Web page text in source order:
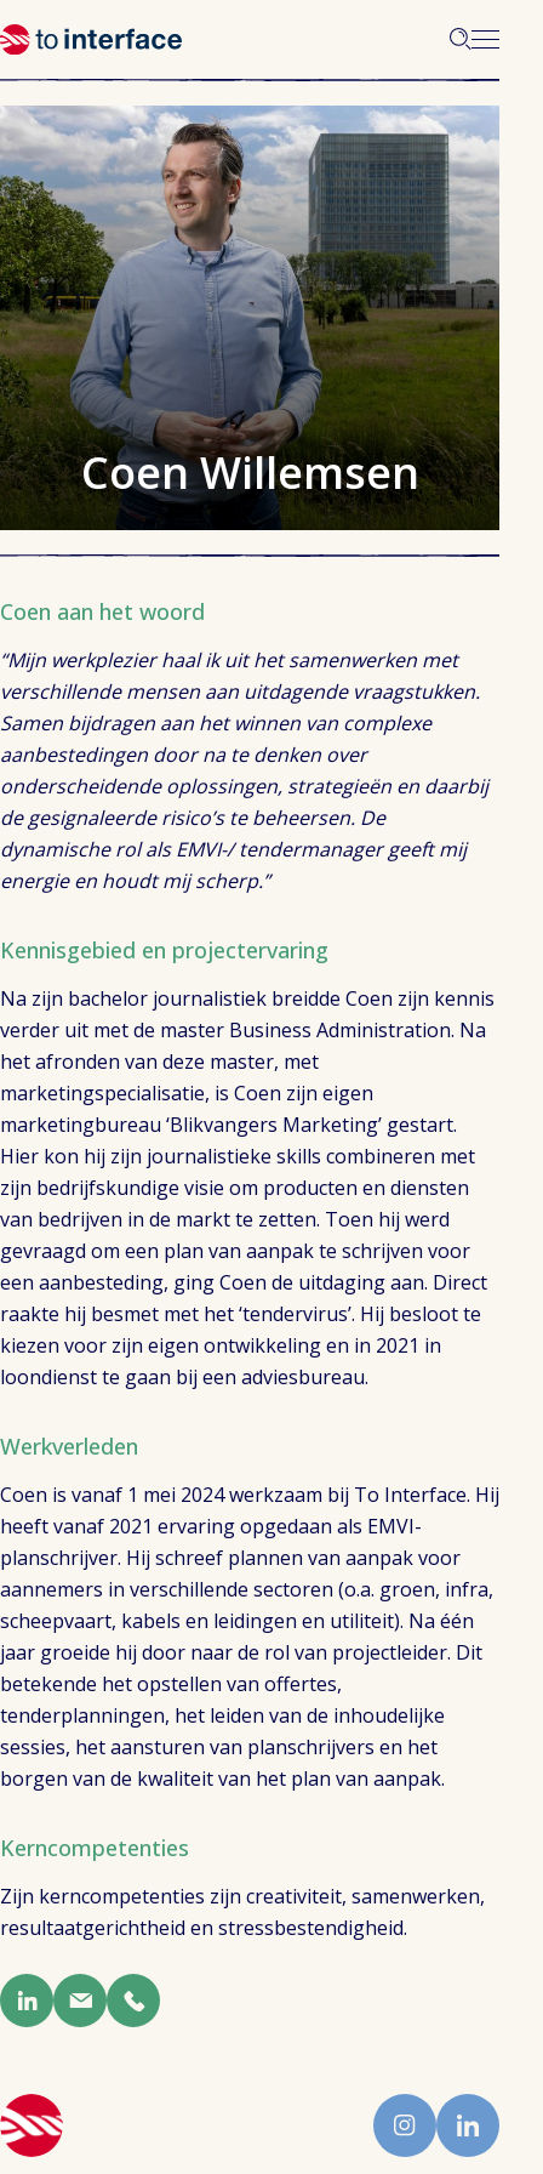
Coen Willemsen
Coen aan het woord
“Mijn werkplezier haal ik uit het samenwerken met
verschillende mensen aan uitdagende vraagstukken.
Samen bijdragen aan het winnen van complexe
aanbestedingen door na te denken over
onderscheidende oplossingen, strategieën en daarbij
de gesignaleerde risico’s te beheersen. De
dynamische rol als EMVI-/ tendermanager geeft mij
energie en houdt mij scherp.”
Kennisgebied en projectervaring
Na zijn bachelor journalistiek breidde Coen zijn kennis
verder uit met de master Business Administration. Na
het afronden van deze master, met
marketingspecialisatie, is Coen zijn eigen
marketingbureau ‘Blikvangers Marketing’ gestart.
Hier kon hij zijn journalistieke skills combineren met
zijn bedrijfskundige visie om producten en diensten
van bedrijven in de markt te zetten. Toen hij werd
gevraagd om een plan van aanpak te schrijven voor
een aanbesteding, ging Coen de uitdaging aan. Direct
raakte hij besmet met het ‘tendervirus’. Hij besloot te
kiezen voor zijn eigen ontwikkeling en in 2021 in
loondienst te gaan bij een adviesbureau.
Werkverleden
Coen is vanaf 1 mei 2024 werkzaam bij To Interface. Hij
heeft vanaf 2021 ervaring opgedaan als EMVI-
planschrijver. Hij schreef plannen van aanpak voor
aannemers in verschillende sectoren (o.a. groen, infra,
scheepvaart, kabels en leidingen en utiliteit). Na één
jaar groeide hij door naar de rol van projectleider. Dit
betekende het opstellen van offertes,
tenderplanningen, het leiden van de inhoudelijke
sessies, het aansturen van planschrijvers en het
borgen van de kwaliteit van het plan van aanpak.
Kerncompetenties
Zijn kerncompetenties zijn creativiteit, samenwerken,
resultaatgerichtheid en stressbestendigheid.